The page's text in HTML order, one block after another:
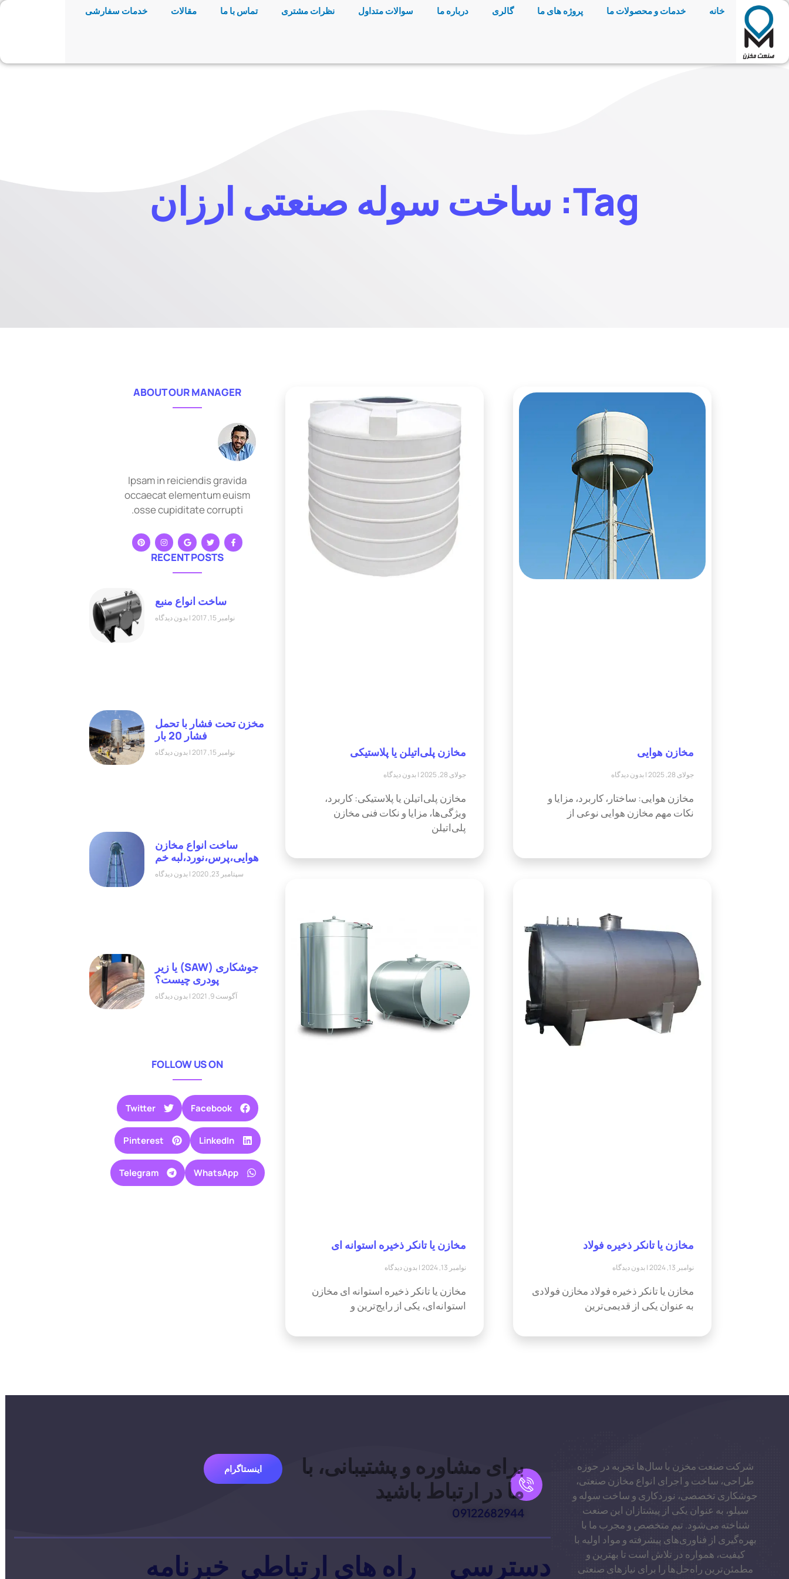
خانه خدمات و محصولات ما پروژه های ما گالری درباره ما سوالات متداول نظرات مشتری تماس با ما مقالات خدمات سفارشی
Tag: ساخت سوله صنعتی ارزان
مخازن هوایی
جولای 28, 2025 بدون دیدگاه
مخازن هوایی: ساختار، کاربرد، مزایا و
نکات مهم مخازن هوایی نوعی از
مخازن پلی‌اتیلن یا پلاستیکی
جولای 28, 2025 بدون دیدگاه
مخازن پلی‌اتیلن یا پلاستیکی: کاربرد،
ویژگی‌ها، مزایا و نکات فنی مخازن
پلی‌اتیلن
مخازن یا تانکر ذخیره فولاد
نوامبر 13, 2024 بدون دیدگاه
مخازن یا تانکر ذخیره فولاد مخازن فولادی
به عنوان یکی از قدیمی‌ترین
مخازن یا تانکر ذخیره استوانه ای
نوامبر 13, 2024 بدون دیدگاه
مخازن یا تانکر ذخیره استوانه ای مخازن
استوانه‌ای، یکی از رایج‌ترین و
ABOUT OUR MANAGER
Ipsam in reiciendis gravida
occaecat elementum euism
osse cupiditate corrupti.
RECENT POSTS
ساخت انواع منبع
نوامبر 15, 2017 بدون دیدگاه
مخزن تحت فشار با تحمل
فشار 20 بار
نوامبر 15, 2017 بدون دیدگاه
ساخت انواع مخازن
هوایی،پرس،نورد،لبه خم
سپتامبر 23, 2020 بدون دیدگاه
جوشکاری (SAW) یا زیر
پودری چیست؟
آگوست 9, 2021 بدون دیدگاه
FOLLOW US ON
Facebook
Twitter
LinkedIn
Pinterest
WhatsApp
Telegram
شرکت صنعت مخزن با سال‌ها تجربه در حوزه
طراحی، ساخت و اجرای انواع مخازن صنعتی،
جوشکاری تخصصی، نوردکاری و ساخت سوله و
سیلو، به عنوان یکی از پیشتازان این صنعت
شناخته می‌شود. تیم متخصص و مجرب ما با
بهره‌گیری از فناوری‌های پیشرفته و مواد اولیه با
کیفیت، همواره در تلاش است تا بهترین و
مطمئن‌ترین راه‌حل‌ها را برای نیازهای صنعتی
برای مشاوره و پشتیبانی، با
ما در ارتباط باشید
09122682944
اینستاگرام
دسترسی راه های ارتباطی خبرنامه